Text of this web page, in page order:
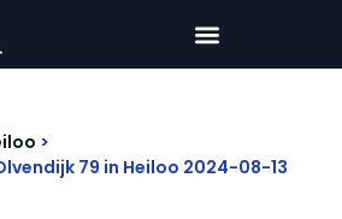
79 in Heiloo 2024-08-13